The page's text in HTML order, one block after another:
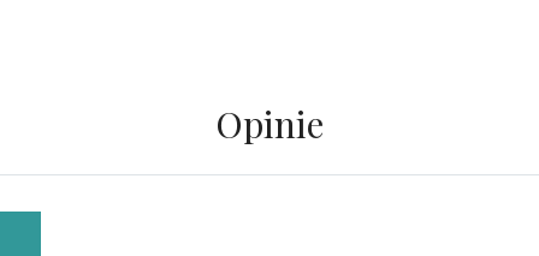
Opinie